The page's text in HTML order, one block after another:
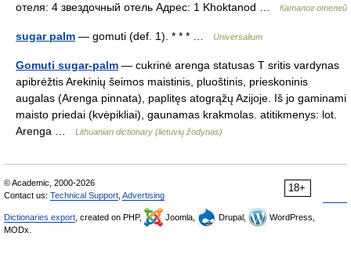
отеля: 4 звездочный отель Адрес: 1 Khoktanod …
Каталог отелей
sugar palm — gomuti (def. 1). * * * … Universalium
Gomuti sugar-palm — cukrinė arenga statusas T sritis vardynas
apibrėžtis Arekinių šeimos maistinis, pluoštinis, prieskoninis
augalas (Arenga pinnata), paplitęs atogrąžų Azijoje. Iš jo gaminami
maisto priedai (kvėpikliai), gaunamas krakmolas. atitikmenys: lot.
Arenga …
Lithuanian dictionary (lietuvių žodynas)
18+
© Academic, 2000-2026
Contact us: Technical Support Advertising
Dictionaries export , created on PHP, Joomla, Drupal,
WordPress,
MODx.